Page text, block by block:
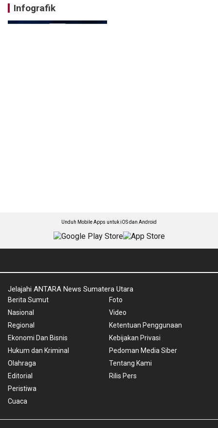
Infografik
Unduh Mobile Apps untuk iOS dan Android
Jelajahi ANTARA News Sumatera Utara
Berita Sumut
Nasional
Regional
Ekonomi Dan Bisnis
Hukum dan Kriminal
Olahraga
Editorial
Peristiwa
Cuaca
Foto
Video
Ketentuan Penggunaan
Kebijakan Privasi
Pedoman Media Siber
Tentang Kami
Rilis Pers